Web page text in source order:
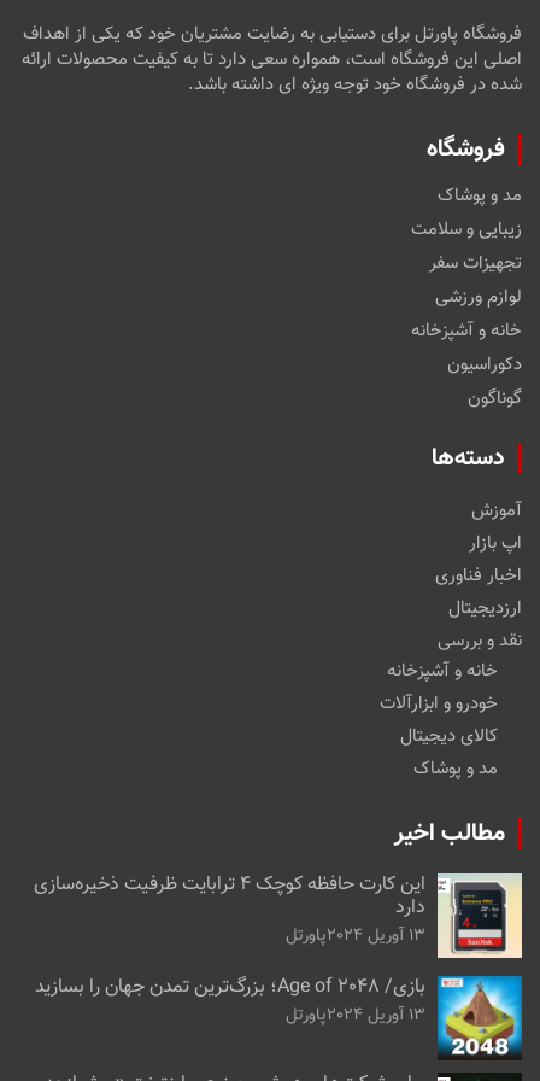
فروشگاه پاورتل برای دستیابی به رضایت مشتریان خود که یکی از اهداف
اصلی این فروشگاه است، همواره سعی دارد تا به کیفیت محصولات ارائه
شده در فروشگاه خود توجه ویژه ای داشته باشد.
فروشگاه
مد و پوشاک
زیبایی و سلامت
تجهیزات سفر
لوازم ورزشی
خانه و آشپزخانه
دکوراسیون
گوناگون
دسته‌ها
آموزش
اپ بازار
اخبار فناوری
ارزدیجیتال
نقد و بررسی
خانه و آشپزخانه
خودرو و ابزارآلات
کالای دیجیتال
مد و پوشاک
مطالب اخیر
این کارت حافظه کوچک ۴ ترابایت ظرفیت ذخیره‌سازی
دارد
13 آوریل 2024 پاورتل
بازی/ Age of 2048؛ بزرگ‌ترین تمدن جهان را بسازید
13 آوریل 2024 پاورتل